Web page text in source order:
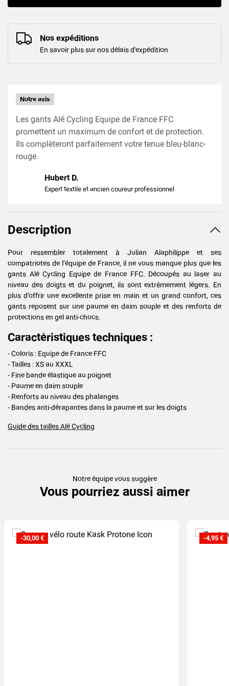
Nos expéditions
En savoir plus sur nos délais d'expédition
Notre avis
Les gants Alé Cycling Equipe de France FFC
promettent un maximum de confort et de protection.
Ils complèteront parfaitement votre tenue bleu-blanc-
rouge.
Hubert D.
Expert textile et ancien coureur professionnel
Description
Pour ressembler totalement à Julian Alaphilippe et ses
compatriotes de l’équipe de France, il ne vous manque plus que les
gants Alé Cycling Equipe de France FFC. Découpés au laser au
niveau des doigts et du poignet, ils sont extrêmement légers. En
plus d’offrir une excellente prise en main et un grand confort, ces
gants reposent sur une paume en daim souple et des renforts de
protections en gel anti-chocs.
Caractéristiques techniques :
- Coloris : Equipe de France FFC
- Tailles : XS au XXXL
- Fine bande élastique au poignet
- Paume en daim souple
- Renforts au niveau des phalanges
- Bandes anti-dérapantes dans la paume et sur les doigts
Guide des tailles Alé Cycling
Notre équipe vous suggère
Vous pourriez aussi aimer
-30,00 € -4,95 €